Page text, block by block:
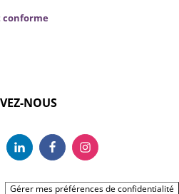
conforme
NOUS
Gérer mes préférences de confidentialité